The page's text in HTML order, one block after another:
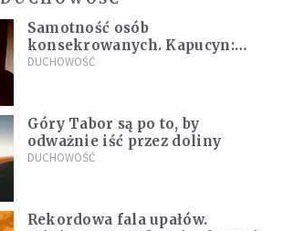
Samotność osób
konsekrowanych. Kapucyn:
Życie w pojedynkę rzadko jest
DUCHOWOŚĆ
Góry Tabor są po to, by
odważnie iść przez doliny
DUCHOWOŚĆ
Rekordowa fala upałów.